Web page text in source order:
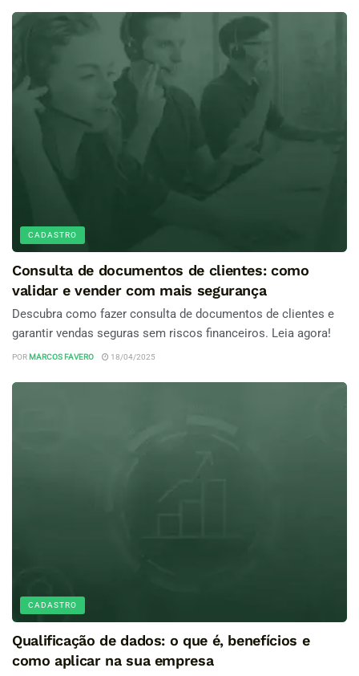
CADASTRO
Consulta de documentos de clientes: como
validar e vender com mais segurança
Descubra como fazer consulta de documentos de clientes e
garantir vendas seguras sem riscos financeiros. Leia agora!
POR MARCOS FAVERO 18/04/2025
CADASTRO
Qualificação de dados: o que é, benefícios e
como aplicar na sua empresa